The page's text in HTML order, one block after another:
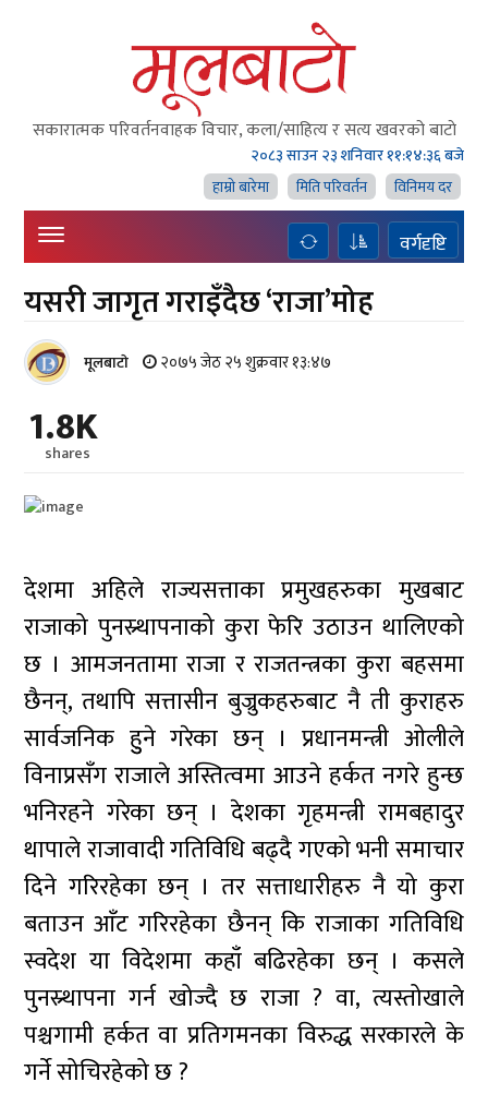
सकारात्मक परिवर्तनवाहक विचार, कला/साहित्य र सत्य खवरको बाटाे
२०८३ साउन २३ शनिवार११:१४:३७ बजे
हाम्राे बारेमा
मिति परिवर्तन विनिमय दर
वर्गदृष्टि
यसरी जागृत गराइँदैछ ‘राजा’मोह
मूलबाटाे २०७५ जेठ २५ शुक्रवार १३:४७
1.8K
shares
देशमा अहिले राज्यसत्ताका प्रमुखहरुका मुखबाट
राजाको पुनस्र्थापनाको कुरा फेरि उठाउन थालिएको
छ । आमजनतामा राजा र राजतन्त्रका कुरा बहसमा
छैनन्, तथापि सत्तासीन बुज्रुकहरुबाट नै ती कुराहरु
सार्वजनिक हुुने गरेका छन् । प्रधानमन्त्री ओलीले
विनाप्रसँग राजाले अस्तित्वमा आउने हर्कत नगरे हुन्छ
भनिरहने गरेका छन् । देशका गृहमन्त्री रामबहादुर
थापाले राजावादी गतिविधि बढ्दै गएको भनी समाचार
दिने गरिरहेका छन् । तर सत्ताधारीहरु नै यो कुरा
बताउन आँट गरिरहेका छैनन् कि राजाका गतिविधि
स्वदेश या विदेशमा कहाँ बढिरहेका छन् । कसले
पुनस्र्थापना गर्न खोज्दै छ राजा ? वा, त्यस्तोखाले
पश्चगामी हर्कत वा प्रतिगमनका विरुद्ध सरकारले के
गर्ने सोचिरहेको छ ?